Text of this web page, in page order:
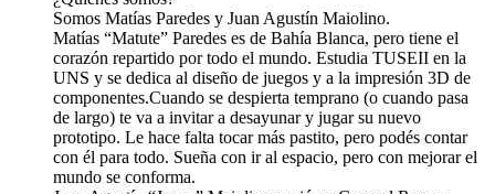
Somos Matías Paredes y Juan Agustín Maiolino.
Matías “Matute” Paredes es de Bahía Blanca, pero tiene el
corazón repartido por todo el mundo. Estudia TUSEII en la
UNS y se dedica al diseño de juegos y a la impresión 3D de
componentes.Cuando se despierta temprano (o cuando pasa
de largo) te va a invitar a desayunar y jugar su nuevo
prototipo. Le hace falta tocar más pastito, pero podés contar
con él para todo. Sueña con ir al espacio, pero con mejorar el
mundo se conforma.